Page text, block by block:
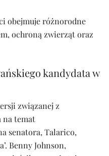
obejmuje różnorodne
ochroną zwierząt oraz
kandydata w
związanej z
na temat
senatora, Talarico,
Benny Johnson,